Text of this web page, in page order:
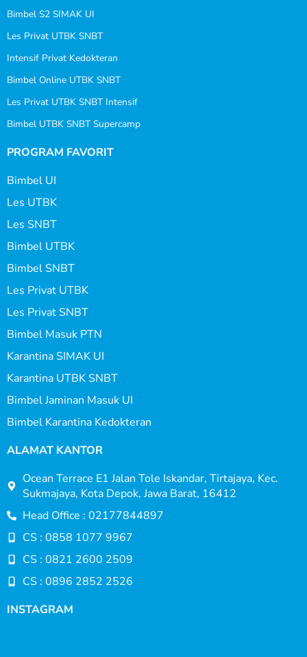
Bimbel S2 SIMAK UI
Les Privat UTBK SNBT
Intensif Privat Kedokteran
Bimbel Online UTBK SNBT
Les Privat UTBK SNBT Intensif
Bimbel UTBK SNBT Supercamp
PROGRAM FAVORIT
Bimbel UI
Les UTBK
Les SNBT
Bimbel UTBK
Bimbel SNBT
Les Privat UTBK
Les Privat SNBT
Bimbel Masuk PTN
Karantina SIMAK UI
Karantina UTBK SNBT
Bimbel Jaminan Masuk UI
Bimbel Karantina Kedokteran
ALAMAT KANTOR
Ocean Terrace E1 Jalan Tole Iskandar, Tirtajaya, Kec.
Sukmajaya, Kota Depok, Jawa Barat, 16412
Head Office : 02177844897
CS : 0858 1077 9967
CS : 0821 2600 2509
CS : 0896 2852 2526
INSTAGRAM